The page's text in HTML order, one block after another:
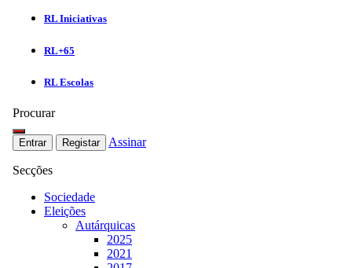
RL Iniciativas
RL+65
RL Escolas
Procurar
Entrar Registar Assinar
Secções
Sociedade
Eleições
Autárquicas
2025
2021